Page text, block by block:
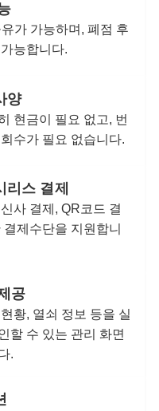
가 가능하며, 폐점 후
능합니다.
양
현금이 필요 없고, 번
수가 필요 없습니다.
리스 결제
사 결제, QR코드 결
제수단을 지원합니
공
황, 열쇠 정보 등을 실
할 수 있는 관리 화면
.